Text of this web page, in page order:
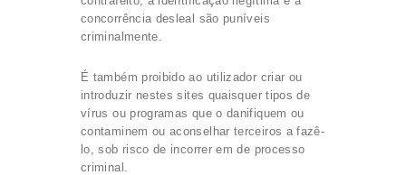
concorrência desleal são puníveis
criminalmente.
É também proibido ao utilizador criar ou
introduzir nestes sites quaisquer tipos de
vírus ou programas que o danifiquem ou
contaminem ou aconselhar terceiros a fazê-
lo, sob risco de incorrer em de processo
criminal.